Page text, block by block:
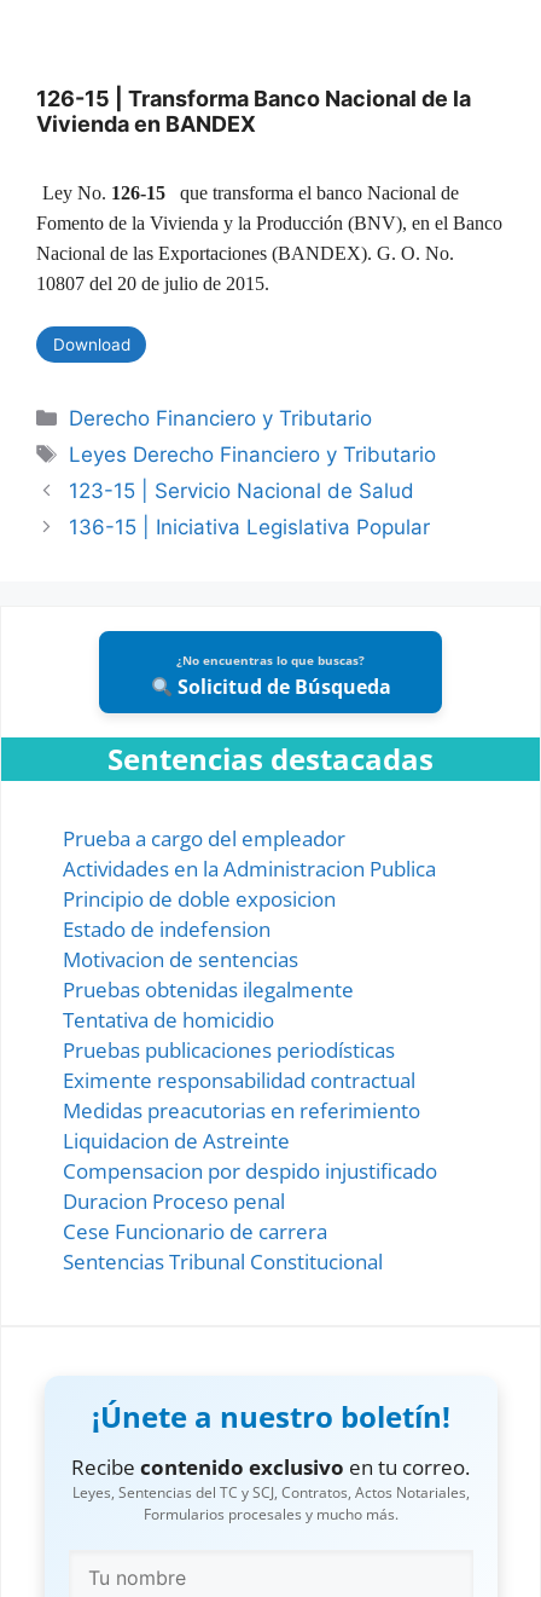
126-15 | Transforma Banco Nacional de la
Vivienda en BANDEX
Ley No. 126-15
que transforma el banco Nacional de
Fomento de la Vivienda y la Producción (BNV), en el Banco
Nacional de las Exportaciones (BANDEX). G. O. No.
10807 del 20 de julio de 2015.
Download
Categories
Derecho Financiero y Tributario
Tags
Leyes Derecho Financiero y Tributario
123-15 | Servicio Nacional de Salud
136-15 | Iniciativa Legislativa Popular
¿No encuentras lo que buscas?
Solicitud de Búsqueda
Sentencias destacadas
Prueba a cargo del empleador
Actividades en la Administracion Publica
Principio de doble exposicion
Estado de indefension
Motivacion de sentencias
Pruebas obtenidas ilegalmente
Tentativa de homicidio
Pruebas publicaciones periodísticas
Eximente responsabilidad contractual
Medidas preacutorias en referimiento
Liquidacion de Astreinte
Compensacion por despido injustificado
Duracion Proceso penal
Cese Funcionario de carrera
Sentencias Tribunal Constitucional
¡Únete a nuestro boletín!
Recibe contenido exclusivo en tu correo.
Leyes, Sentencias del TC y SCJ, Contratos, Actos Notariales,
Formularios procesales y mucho más.